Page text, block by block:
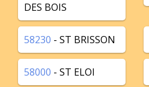
DES BOIS
58230 - ST BRISSON
58000 - ST ELOI